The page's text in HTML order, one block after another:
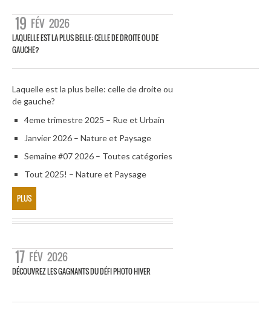
19 FÉV 2026
LAQUELLE EST LA PLUS BELLE: CELLE DE DROITE OU DE
GAUCHE?
Laquelle est la plus belle: celle de droite ou
de gauche?
4eme trimestre 2025 – Rue et Urbain
Janvier 2026 – Nature et Paysage
Semaine #07 2026 – Toutes catégories
Tout 2025! – Nature et Paysage
PLUS
17 FÉV 2026
DÉCOUVREZ LES GAGNANTS DU DÉFI PHOTO HIVER